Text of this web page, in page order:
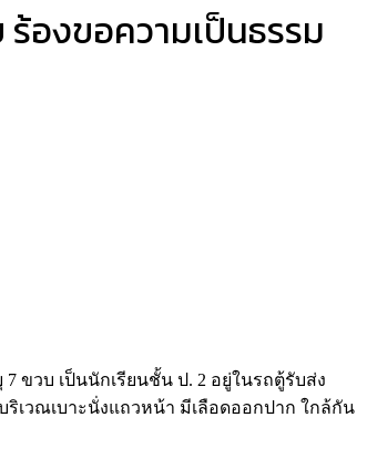
ร้องขอความเป็นธรรม
ขวบ เป็นนักเรียนชั้น ป. 2 อยู่ในรถตู้รับส่ง
เวณเบาะนั่งแถวหน้า มีเลือดออกปาก ใกล้กัน